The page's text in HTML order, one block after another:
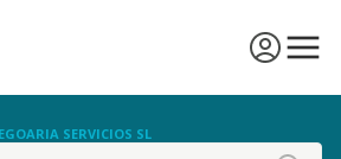
SERVICIOS SL